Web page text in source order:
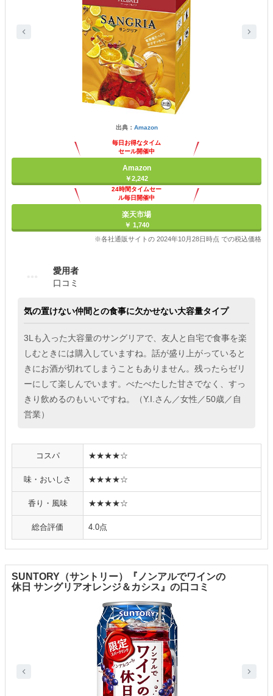
出典： Amazon
毎日お得なタイム
セール開催中
Amazon
￥2,242
24時間タイムセー
ル毎日開催中
楽天市場
￥ 1,740
※各社通販サイトの 2024年10月28日時点 での税込価格
愛用者
口コミ
気の置けない仲間との食事に欠かせない大容量タイプ
3Lも入った大容量のサングリアで、友人と自宅で食事を楽
しむときには購入していますね。話が盛り上がっていると
きにお酒が切れてしまうこともありません。残ったらゼリ
ーにして楽しんでいます。べたべたした甘さでなく、すっ
きり飲めるのもいいですね。（Y.I.さん／女性／50歳／自
営業）
コスパ ★★★★☆
味・おいしさ ★★★★☆
香り・風味 ★★★★☆
総合評価 4.0点
SUNTORY（サントリー）『ノンアルでワインの
休日 サングリアオレンジ＆カシス』の口コミ